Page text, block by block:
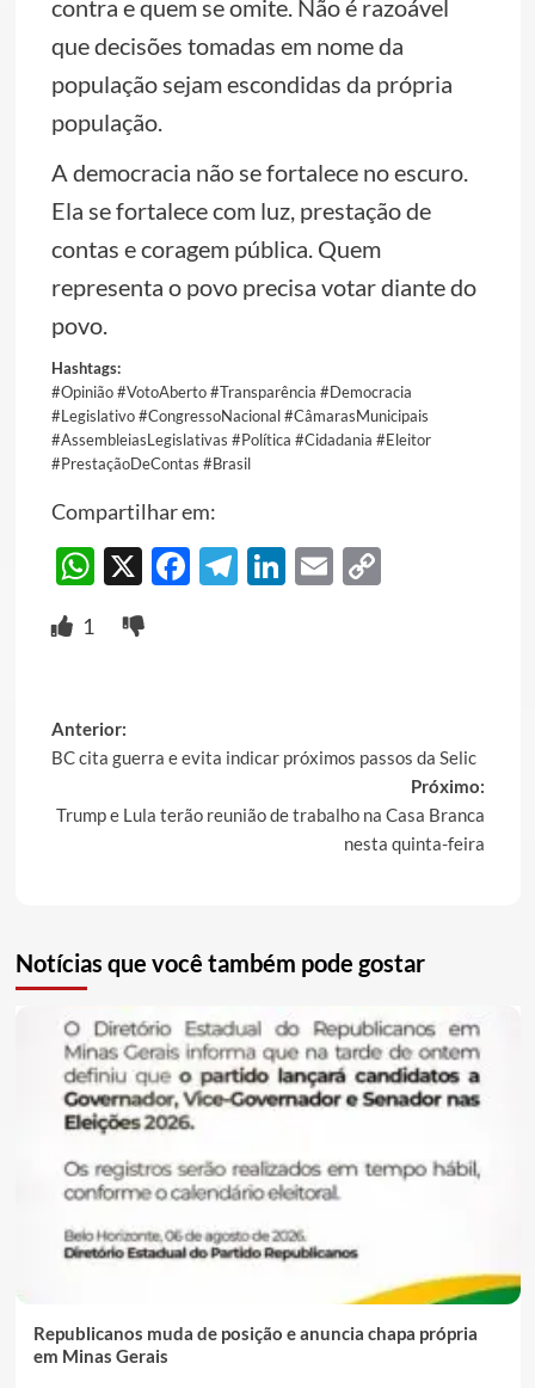
contra e quem se omite. Não é razoável
que decisões tomadas em nome da
população sejam escondidas da própria
população.
A democracia não se fortalece no escuro.
Ela se fortalece com luz, prestação de
contas e coragem pública. Quem
representa o povo precisa votar diante do
povo.
Hashtags:
#Opinião #VotoAberto #Transparência #Democracia
#Legislativo #CongressoNacional #CâmarasMunicipais
#AssembleiasLegislativas #Política #Cidadania #Eleitor
#PrestaçãoDeContas #Brasil
Compartilhar em:
WhatsApp
X Facebook
Telegram
LinkedIn
EmailCopy
1
Post
navigation
Anterior:
BC cita guerra e evita indicar próximos passos da Selic
Próximo:
Trump e Lula terão reunião de trabalho na Casa Branca
nesta quinta-feira
Notícias que você também pode gostar
Republicanos muda de posição e anuncia chapa própria
em Minas Gerais